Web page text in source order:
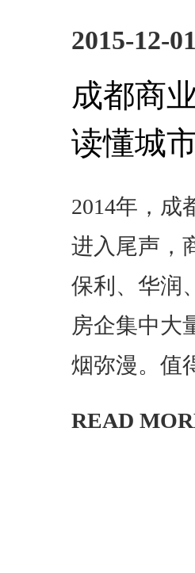
2015-12-01
成都商
读懂城
2014年，成
进入尾声，
保利、华润
房企集中大
烟弥漫。值
READ